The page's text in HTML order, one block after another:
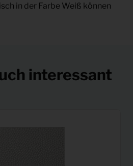
in der Farbe Weiß können
interessant